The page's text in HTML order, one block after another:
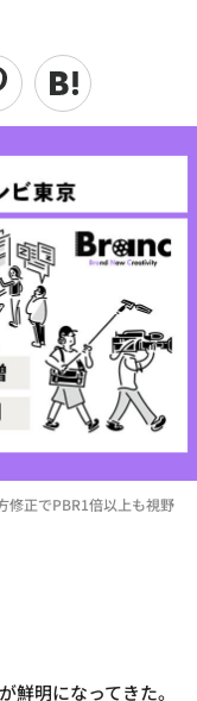
修正でPBR1倍以上も視野
鮮明になってきた。